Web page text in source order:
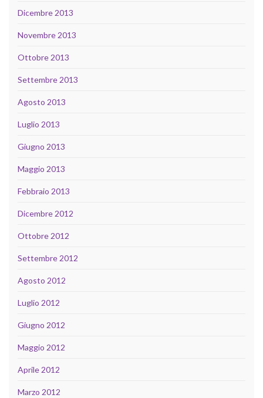
Dicembre 2013
Novembre 2013
Ottobre 2013
Settembre 2013
Agosto 2013
Luglio 2013
Giugno 2013
Maggio 2013
Febbraio 2013
Dicembre 2012
Ottobre 2012
Settembre 2012
Agosto 2012
Luglio 2012
Giugno 2012
Maggio 2012
Aprile 2012
Marzo 2012